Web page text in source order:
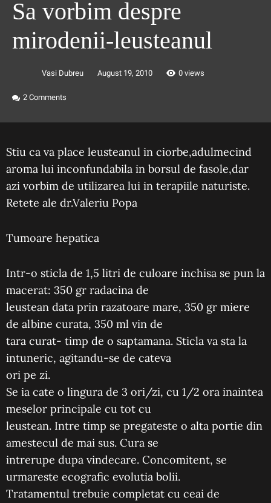
Sa vorbim despre
mirodenii-leusteanul
Vasi Dubreu August 19, 2010 0 views
2 Comments
Stiu ca va place leusteanul in ciorbe,adulmecind
aroma lui inconfundabila in borsul de fasole,dar
azi vorbim de utilizarea lui in terapiile naturiste.
Retete ale dr.Valeriu Popa
Tumoare hepatica
Intr-o sticla de 1,5 litri de culoare inchisa se pun la
macerat: 350 gr radacina de
leustean data prin razatoare mare, 350 gr miere
de albine curata, 350 ml vin de
tara curat- timp de o saptamana. Sticla va sta la
intuneric, agitandu-se de cateva
ori pe zi.
Se ia cate o lingura de 3 ori/zi, cu 1/2 ora inaintea
meselor principale cu tot cu
leustean. Intre timp se pregateste o alta portie din
amestecul de mai sus. Cura se
intrerupe dupa vindecare. Concomitent, se
urmareste ecografic evolutia bolii.
Tratamentul trebuie completat cu ceai de